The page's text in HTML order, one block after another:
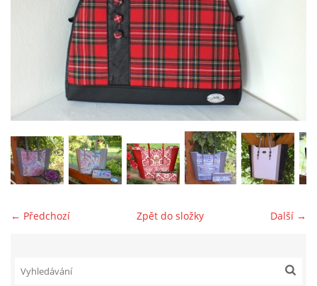
jk-laguna@seznam.cz
© 2025 eStránky.cz
← Předchozí Další →
Zpět do složky